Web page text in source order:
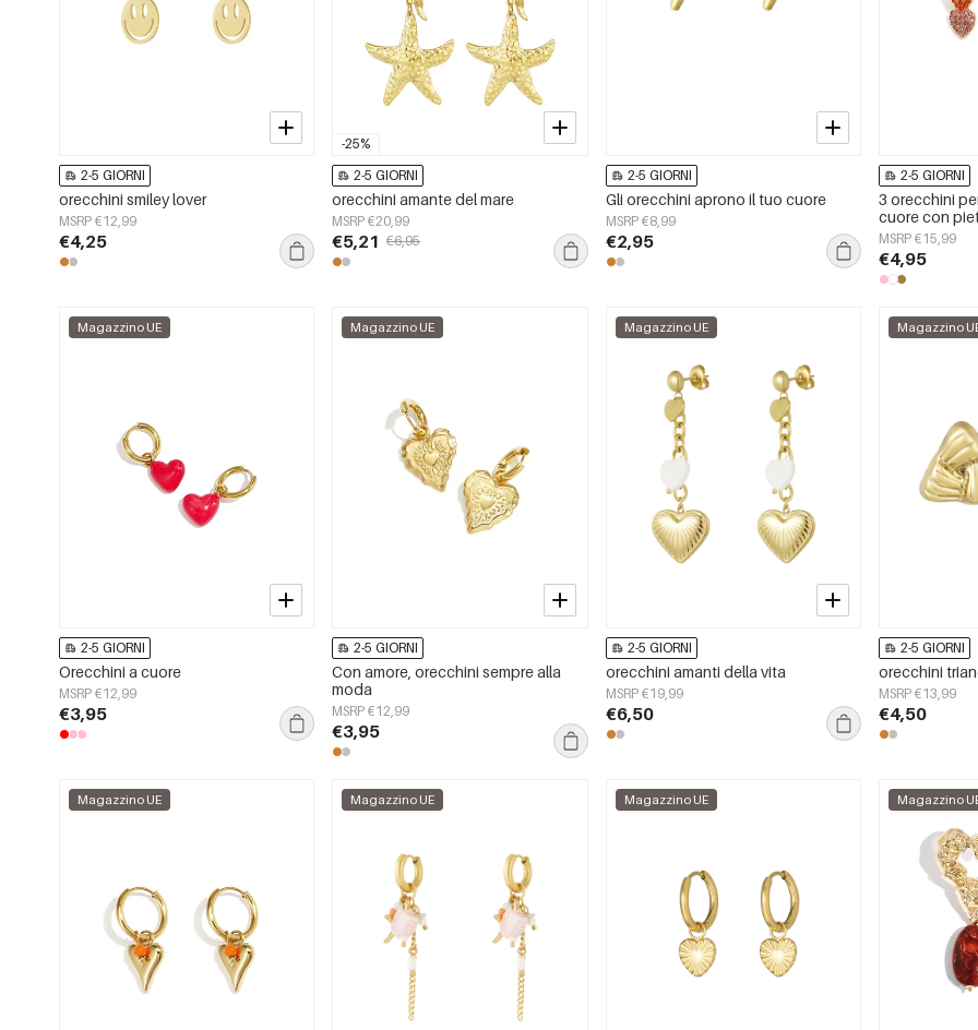
2-5 GIORNI
orecchini smiley lover
MSRP €12,99
€4,25
-25%
2-5 GIORNI
orecchini amante del mare
MSRP €20,99
€5,21 €6,95
2-5 GIORNI
Gli orecchini aprono il tuo cuore
MSRP €8,99
€2,95
2-5 GIORNI
3 orecchini
cuore con
MSRP €15,99
€4,95
Magazzino UE
2-5 GIORNI
Orecchini a cuore
MSRP €12,99
€3,95
Magazzino UE
2-5 GIORNI
Con amore, orecchini sempre alla
moda
MSRP €12,99
€3,95
Magazzino UE
2-5 GIORNI
orecchini amanti della vita
MSRP €19,99
€6,50
Magazzino
2-5 GIORNI
orecchini
MSRP €13,99
€4,50
Magazzino UE Magazzino UE Magazzino UE Magazzino